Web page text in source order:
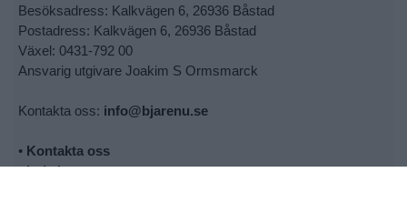
Besöksadress: Kalkvägen 6, 26936 Båstad
Postadress: Kalkvägen 6, 26936 Båstad
Växel: 0431-792 00
Ansvarig utgivare Joakim S Ormsmarck
Kontakta oss: info@bjarenu.se
• Kontakta oss
•Lokalsupporter